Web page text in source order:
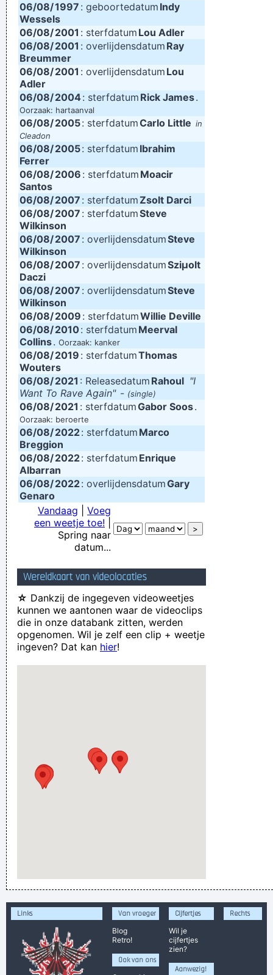
06/08/1997 : geboortedatum Indy
Wessels
06/08/2001 : sterfdatum Lou Adler
06/08/2001 : overlijdensdatum Ray
Breummer
06/08/2001 : overlijdensdatum Lou
Adler
06/08/2004 : sterfdatum Rick James.
Oorzaak: hartaanval
06/08/2005: sterfdatumCarlo Little in
Cleadon
06/08/2005: sterfdatum Ibrahim
Ferrer
06/08/2006 : sterfdatum Moacir
Santos
06/08/2007 : sterfdatumZsolt Darci
06/08/2007 : sterfdatumSteve
Wilkinson
06/08/2007 : overlijdensdatumSteve
Wilkinson
06/08/2007 : overlijdensdatumSziµolt
Daczi
06/08/2007 : overlijdensdatumSteve
Wilkinson
06/08/2009 : sterfdatumWillie Deville
06/08/2010: sterfdatum Meerval
Collins. Oorzaak: kanker
06/08/2019 : sterfdatumThomas
Wouters
06/08/2021 : Releasedatum Rahoul "I
Want To Rave Again" - (single)
06/08/2021 : sterfdatumGabor Soos.
Oorzaak: beroerte
06/08/2022: sterfdatum Marco
Breggion
06/08/2022: sterfdatum Enrique
Albarran
06/08/2022: overlijdensdatumGary
Genaro
Vandaag
Voeg
een weetje toe!
Spring naar
datum...
Wereldkaart van videolocaties
☆ Dankzij de ingegeven videoweetjes
kunnen we aantonen waar de videoclips
die in onze databank zitten, werden
opgenomen. Wil je zelf een clip + weetje
ingeven? Dat kan hier!
Links
Van vroeger
Blog
Retro!
Ook van ons
Cijfertjes
Wil je
cijfertjes
zien?
Aanwezig!
Rechts